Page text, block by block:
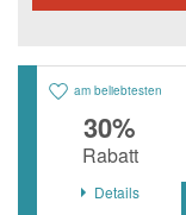
Udemy
Pets Deli
SNIPES
am beliebtesten
30%
Rabatt
Details